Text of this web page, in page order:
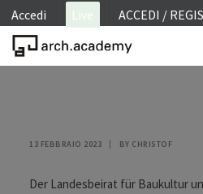
Accedi Live ACCEDI /
FAQ
13 FEBBRAIO 2023 | BY CHRISTOF
Der Landesbeirat für Baukultur